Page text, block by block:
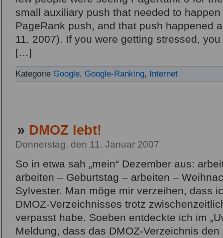
small auxiliary push that needed to
PageRank push, and that push happened
11, 2007). If you were getting stressed,
[…]
Kategorie Google, Google-Ranking, Internet
» DMOZ lebt!
Donnerstag, den 11. Januar 2007
So in etwa sah „mein“ Dezember aus:
arbeiten – Geburtstag – arbeiten –
Sylvester. Man möge mir verzeihen, dass
DMOZ-Verzeichnisses trotz
verpasst habe. Soeben entdeckte ich im
Meldung, dass das DMOZ-Verzeichnis